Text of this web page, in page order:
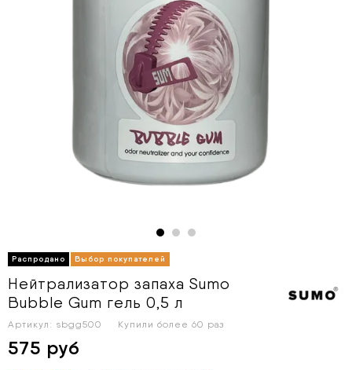
Нейтрализатор запаха Sumo
Bubble Gum гель 0,5 л
Артикул: sbgg500 Купили более 60 раз
575 руб